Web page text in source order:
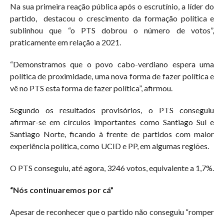
Na sua primeira reação pública após o escrutínio, a líder do
partido, destacou o crescimento da formação política e
sublinhou que “o PTS dobrou o número de votos”,
praticamente em relação a 2021.
“Demonstramos que o povo cabo-verdiano espera uma
política de proximidade, uma nova forma de fazer política e
vê no PTS esta forma de fazer política”, afirmou.
Segundo os resultados provisórios, o PTS conseguiu
afirmar-se em círculos importantes como Santiago Sul e
Santiago Norte, ficando à frente de partidos com maior
experiência política, como UCID e PP, em algumas regiões.
O PTS conseguiu, até agora, 3246 votos, equivalente a 1,7%.
“Nós continuaremos por cá”
Apesar de reconhecer que o partido não conseguiu “romper